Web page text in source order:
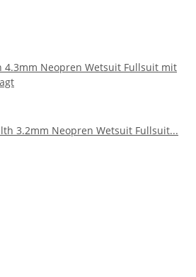
4.3mm Neopren Wetsuit Fullsuit mit